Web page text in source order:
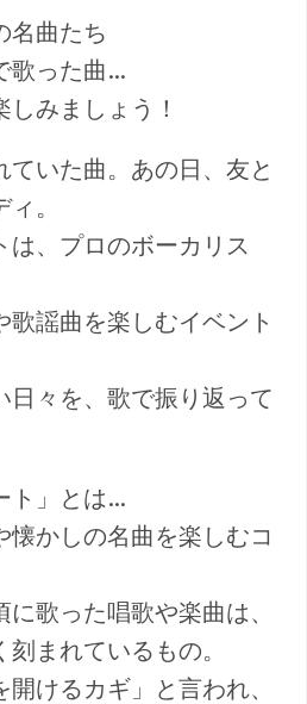
名曲たち
歌った曲…
みましょう！
ていた曲。あの日、友と
。
は、プロのボーカリス
謡曲を楽しむイベント
日々を、歌で振り返って
ト」とは…
懐かしの名曲を楽しむコ
歌った唱歌や楽曲は、
まれているもの。
けるカギ」と言われ、